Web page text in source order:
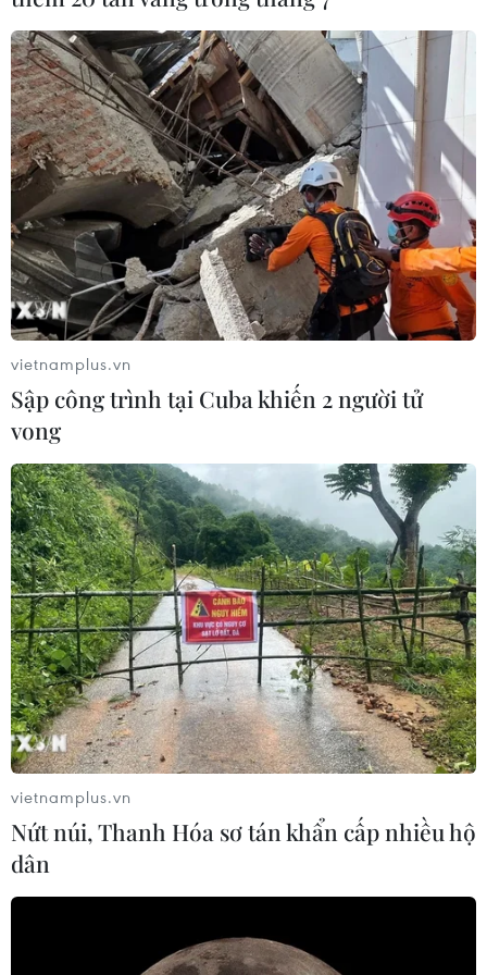
'Đại gia công nghệ' Google lại vướng vào
tranh chấp pháp lý ở Mỹ
09/06/2021 06:34
Tổng Chưởng lý bang Ohio (Mỹ), ông Dave Yost, cáo
buộc Google lạm dụng vị thế thống lĩnh trên thị trường,
có những hành vi cạnh tranh không lành mạnh và phân
biệt đối xử với cư dân bang này.
vietnamplus.vn
Sập công trình tại Cuba khiến 2 người tử
vong
vietnamplus.vn
Nứt núi, Thanh Hóa sơ tán khẩn cấp nhiều hộ
dân